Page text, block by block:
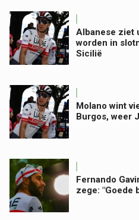
Albanese ziet
worden in
Sicilië
Molano wint
Burgos, weer
Fernando
zege: "Goede